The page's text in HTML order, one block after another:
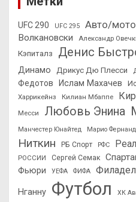
UFC 290 UFC 295 Авто/
Волкановски
Александр
Кэпиталз
Денис
Динамо Дрикус Дю Плесси
Федотов
Ислам Махачев
Харрикейнз
Килиан Мбаппе
Месси
Любовь Энина
Манчестер Юнайтед Марио
Ниткин
РБ Спорт РФС Реал
РОССИИ
Сергей Семак
Фьюри
УЕФА ФИФА
Нганну Футбол ХК